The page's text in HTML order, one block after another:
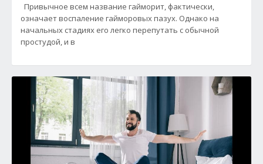
Привычное всем название гайморит, фактически,
означает воспаление гайморовых пазух. Однако на
начальных стадиях его легко перепутать с обычной
простудой, и в